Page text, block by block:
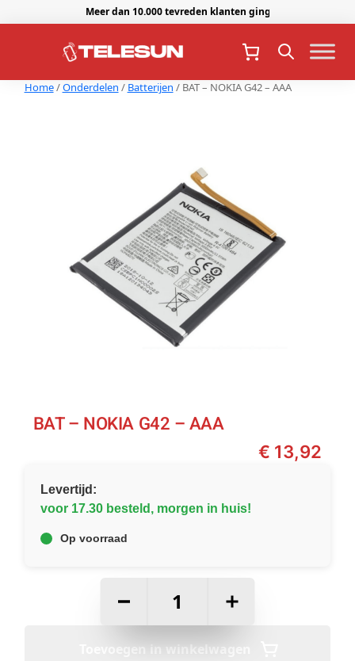
Meer dan 10.000 tevreden klanten gingen je voor.
Home/Onderdelen / Batterijen / BAT – NOKIA G42 – AAA
BAT – NOKIA G42 – AAA
€ 13,92
Levertijd:
voor 17.30 besteld, morgen in huis!
Op voorraad
+
Toevoegen in winkelwagen